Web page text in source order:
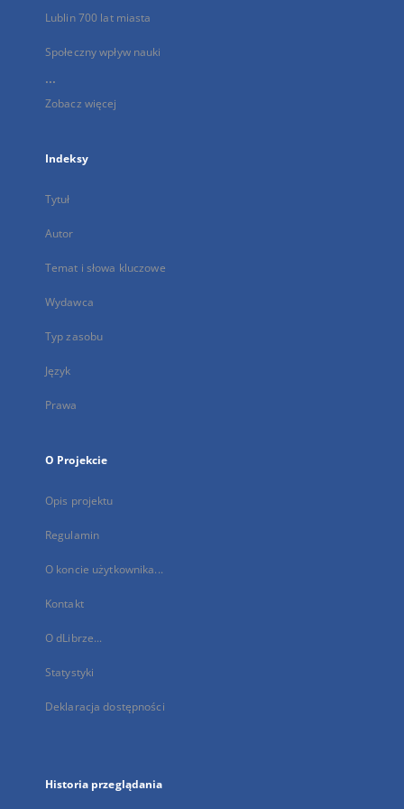
Lublin 700 lat miasta
Społeczny wpływ nauki
...
Zobacz więcej
Indeksy
Tytuł
Autor
Temat i słowa kluczowe
Wydawca
Typ zasobu
Język
Prawa
O Projekcie
Opis projektu
Regulamin
O koncie użytkownika...
Kontakt
O dLibrze...
Statystyki
Deklaracja dostępności
Historia przeglądania